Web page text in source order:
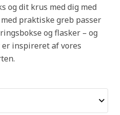
og dit krus med dig med
praktiske greb passer
og flasker – og
er inspireret af vores